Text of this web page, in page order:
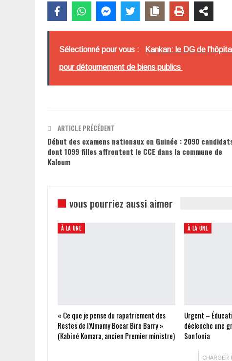
Sélectionné pour vous : Kankan: le DG de
pour détournement de biens publics
ARTICLE PRÉCÉDENT
Début des examens nationaux en Guinée : 2090
dont 1099 filles affrontent le CCE dans la commune de
Kaloum
vous pourriez aussi aimer
À LA UNE
« Ce que je pense du rapatriement des
Restes de l’Almamy Bocar Biro Barry »
(Kabiné Komara, ancien Premier ministre)
À LA UNE
Urgent –
déclenche une
Sonfonia
CHARGER